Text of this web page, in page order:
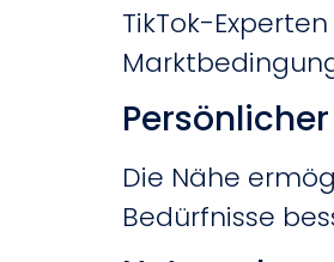
TikTok-
Die Nähe
Bedürfnisse